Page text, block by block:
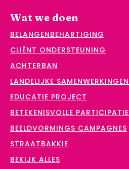
Wat we doen
BELANGENBEHARTIGING
CLIËNT ONDERSTEUNING
ACHTERBAN
LANDELIJKE SAMENWERKINGEN
EDUCATIE PROJECT
BETEKENISVOLLE PARTICIPATIE
BEELDVORMINGS CAMPAGNES
STRAATBAKKIE
BEKIJK ALLES